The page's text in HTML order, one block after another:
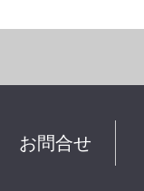
お問合せ